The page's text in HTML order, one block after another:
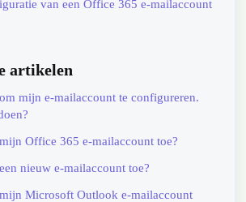
van een Office 365 e-mailaccount
artikelen
mijn e-mailaccount te configureren.
Office 365 e-mailaccount toe?
nieuw e-mailaccount toe?
Microsoft Outlook e-mailaccount